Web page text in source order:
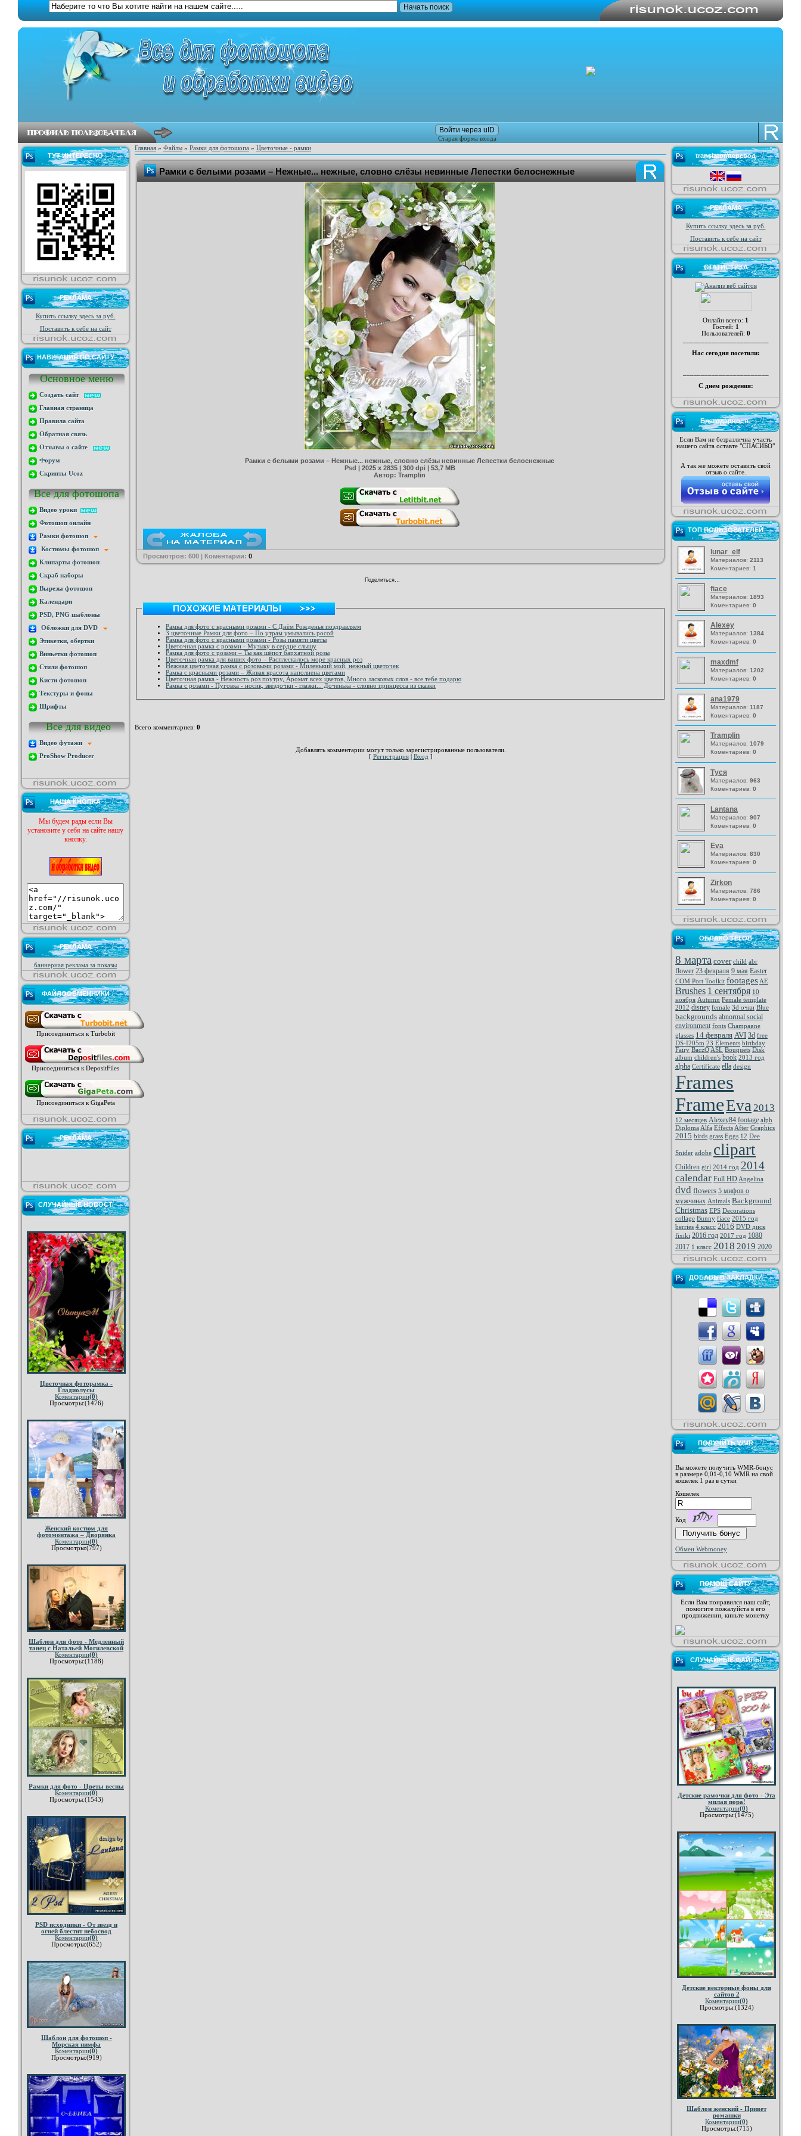
Войти через uID
Старая форма входа
ТУТ ИНТЕРЕСНО
РЕКЛАМА
Купить ссылку здесь за руб.
Поставить к себе на сайт
НАВИГАЦИЯ ПО САЙТУ
Основное меню
Создать сайт
Главная страница
Правила сайта
Обратная связь
Отзывы о сайте
Форум
Скрипты Ucoz
Все для фотошопа
Видео уроки
Фотошоп онлайн
Рамки фотошоп
Костюмы фотошоп
Клипарты фотошоп
Скраб наборы
Вырезы фотошоп
Календари
PSD, PNG шаблоны
Обложки для DVD
Этикетки, обертки
Виньетки фотошоп
Стили фотошоп
Кисти фотошоп
Текстуры и фоны
Шрифты
Все для видео
Видео футажи
ProShow Producer
НАША КНОПКА
Мы будем рады если Вы
установите у себя на сайте нашу
кнопку.
РЕКЛАМА
баннерная реклама за показы
ФАЙЛООБМЕННИКИ
Присоединиться к Turbobit
Присоединиться к DepositFiles
Присоединиться к GigaPeta
РЕКЛАМА
СЛУЧАЙНЫЕ НОВОСТ
Цветочная фоторамка -
Гладиолусы
Коментарии(0)
Просмотры:(1476)
Женский костюм для
фотомонтажа – Дворянка
Коментарии(0)
Просмотры:(797)
Шаблон для фото - Медленный
танец с Натальей Могилевской
Коментарии(0)
Просмотры:(1188)
Рамки для фото - Цветы весны
Коментарии(0)
Просмотры:(1543)
PSD исходники - От звезд и
огней блестит небосвод
Коментарии(0)
Просмотры:(652)
Шаблон для фотошоп -
Морская нимфа
Коментарии(0)
Просмотры:(919)
Главная » Файлы » Рамки для фотошопа » Цветочные - рамки
Рамки с белыми розами – Нежные... нежные, словно слёзы невинные Лепестки белоснежные
Рамки с белыми розами – Нежные... нежные, словно слёзы невинные Лепестки белоснежные
Psd | 2025 x 2835 | 300 dpi | 53,7 MB
Автор: Tramplin
Просмотров: 600 | Коментарии: 0
Поделиться…
Рамка для фото с красными розами - С Днём Рожденья поздравляем
3 цветочные Рамки для фото – По утрам умывались росой
Рамка для фото с красными розами - Розы памяти цветы
Цветочная рамка с розами - Музыку в сердце слышу
Рамка для фото с розами – Ты как шёпот бархатной розы
Цветочная рамка для ваших фото – Расплескалось море красных роз
Нежная цветочная рамка с розовыми розами - Миленький мой, нежный цветочек
Рамка с красными розами – Живая красота наполнена цветами
Цветочная рамка - Нежность роз поутру, Аромат всех цветов, Много ласковых слов - все тебе подарю
Рамка с розами - Пуговка - носик, звездочки - глазки... Доченька - словно принцесса из сказки
Всего комментариев: 0
Добавлять комментарии могут только зарегистрированные пользователи.
[ Регистрация| Вход ]
translator/перевод
РЕКЛАМА
Купить ссылку здесь за руб.
Поставить к себе на сайт
СТАТИСТИКА
Онлайн всего: 1
Гостей: 1
Пользователей: 0
Нас сегодня посетили:
С днем рождения:
Благодарность
Если Вам не безразлична участь
нашего сайта оставте "СПАСИБО"
А так же можете оставить свой
отзыв о сайте.
ТОП ПОЛЬЗОВАТЕЛЕЙ
lunar_elf
Материалов: 2113
Коментариев: 1
fiace
Материалов: 1893
Коментариев: 0
Alexey
Материалов: 1384
Коментариев: 0
maxdmf
Материалов: 1202
Коментариев: 0
ana1979
Материалов: 1187
Коментариев: 0
Tramplin
Материалов: 1079
Коментариев: 0
Туся
Материалов: 963
Коментариев: 0
Lantana
Материалов: 907
Коментариев: 0
Eva
Материалов: 830
Коментариев: 0
Zirkon
Материалов: 786
Коментариев: 0
ОБЛАКО ТЕГОВ
8 марта cover child abr
flower 23 февраля 9 мая Easter
COM Port Toolkit footages AE
Brushes 1 сентября 10
ноября Autumn Female template
2012 disney female 3d очки Blue
backgrounds abnormal social
environment fonts Champagne
glasses 14 февраля AVI 3d free
DS-I205m 23 Elements birthday
Fairy BaczQ ASL Bouquets Disk
album children's book 2013 год
alpha Certificate ella design
Frames
FrameEva 2013
12 месяцев Alexey84 footage alph
Diploma Alfa Effects After Graphics
2015 birds grass Eggs 12 Dee
Snider adobe clipart
Children girl 2014 год 2014
calendar Full HD Angelina
dvd flowers 5 мифов о
мужчинах Animals Background
Christmas EPS Decorations
collage Bunny fiace 2015 год
berries 4 класс 2016 DVD диск
fixiki 2016 год 2017 год 1080
2017 1 класс 2018 2019 2020
ДОБАВЬ В ЗАКЛАДКИ
ПОЛУЧИТЬ WMR
Вы можете получить WMR-бонус
в размере 0,01-0,10 WMR на свой
кошелек 1 раз в сутки
Кошелек
Код
Обмен Webmoney
ПОМОЩ САЙТУ
Если Вам понравился наш сайт,
помогите пожалуйста в его
продвижении, киньте монетку
СЛУЧАЙНЫЕ ФАЙЛЫ
Детские рамочки для фото - Эта
милая пора!
Коментарии(0)
Просмотры:(1475)
Детские векторные фоны для
сайтов 2
Коментарии(0)
Просмотры:(1324)
Шаблон женский - Привет
ромашки
Коментарии(0)
Просмотры:(715)